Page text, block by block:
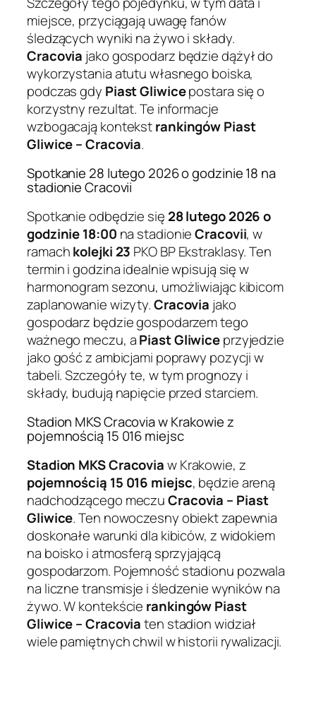
miejsce, przyciągają uwagę fanów
śledzących wyniki na żywo i składy.
Cracovia jako gospodarz będzie dążył do
wykorzystania atutu własnego boiska,
podczas gdy Piast Gliwicepostara się o
korzystny rezultat. Te informacje
wzbogacają kontekstrankingów Piast
Gliwice – Cracovia.
Spotkanie 28 lutego 2026 o godzinie 18 na
stadionie Cracovii
Spotkanie odbędzie się 28 lutego 2026 o
godzinie 18:00 na stadionieCracovii, w
ramachkolejki 23 PKO BP Ekstraklasy. Ten
termin i godzina idealnie wpisują się w
harmonogram sezonu, umożliwiając kibicom
zaplanowanie wizyty.Cracovia jako
gospodarz będzie gospodarzem tego
ważnego meczu, aPiast Gliwiceprzyjedzie
jako gość z ambicjami poprawy pozycji w
tabeli. Szczegóły te, w tym prognozy i
składy, budują napięcie przed starciem.
Stadion MKS Cracovia w Krakowie z
pojemnością 15 016 miejsc
Stadion MKS Cracoviaw Krakowie, z
pojemnością 15 016 miejsc, będzie areną
nadchodzącego meczuCracovia – Piast
Gliwice. Ten nowoczesny obiekt zapewnia
doskonałe warunki dla kibiców, z widokiem
na boisko i atmosferą sprzyjającą
gospodarzom. Pojemność stadionu pozwala
na liczne transmisje i śledzenie wyników na
żywo. W kontekście rankingów Piast
Gliwice – Cracoviaten stadion widział
wiele pamiętnych chwil w historii rywalizacji.